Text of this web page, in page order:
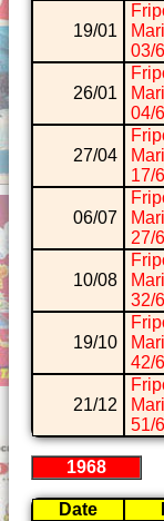
19/01
03/
26/01
04/
27/04
17/
06/07
27/
10/08
32/
19/10
42/
21/12
51/
1968
Date